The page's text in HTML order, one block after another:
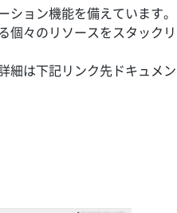
ョン機能を備えています。
個々のリソースをスタックリ
細は下記リンク先ドキュメン